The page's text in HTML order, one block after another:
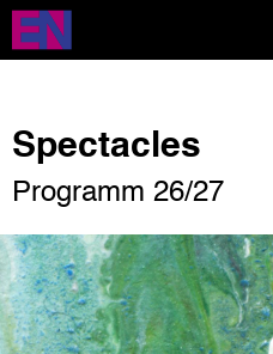
Direkt
zum
Inhalt
Spectacles
Programm 26/27